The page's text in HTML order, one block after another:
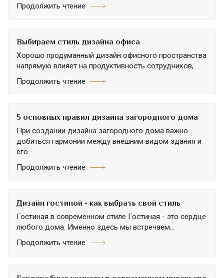
Продолжить чтение
Выбираем стиль дизайна офиса
Хорошо продуманный дизайн офисного пространства
напрямую влияет на продуктивность сотрудников,...
Продолжить чтение
5 основных правил дизайна загородного дома
При создании дизайна загородного дома важно
добиться гармонии между внешним видом здания и
его...
Продолжить чтение
Дизайн гостиной - как выбрать свой стиль
Гостиная в современном стиле Гостиная - это сердце
любого дома. Именно здесь мы встречаем...
Продолжить чтение